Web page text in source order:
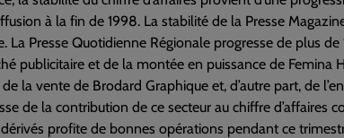
à la fin de 1998. La stabilité de la Presse
La Presse Quotidienne Régionale progresse de plus
publicitaire et de la montée en puissance de Femina
la vente de Brodard Graphique et, d’autre part, de
de la contribution de ce secteur au chiffre d’affaires
profite de bonnes opérations pendant ce